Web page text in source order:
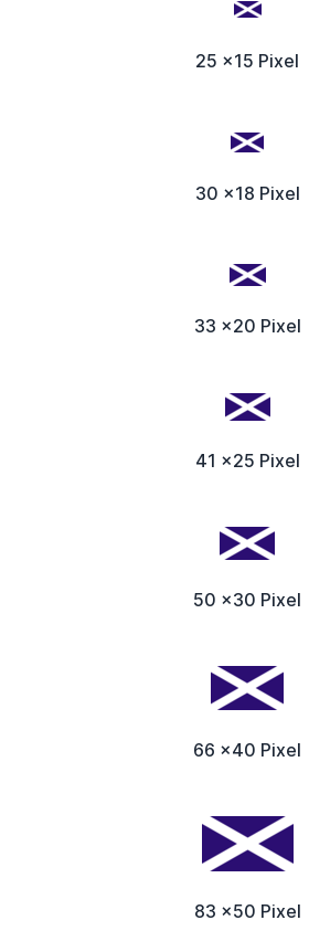
25 x15 Pixel
30 x18 Pixel
33 x20 Pixel
41 x25 Pixel
50 x30 Pixel
66 x40 Pixel
83 x50 Pixel